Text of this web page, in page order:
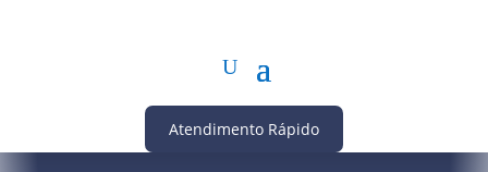
Atendimento Rápido